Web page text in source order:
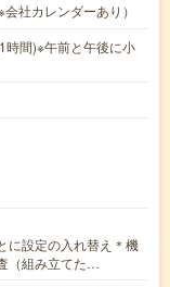
社カレンダーあり）
間)※午前と午後に小
に設定の入れ替え＊機
（組み立てた…